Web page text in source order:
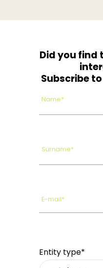
Did you
Subscribe
Name*
Surname*
E-mail*
Entity type*